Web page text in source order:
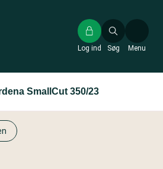
Søg
Log ind Menu
SmallCut 350/23